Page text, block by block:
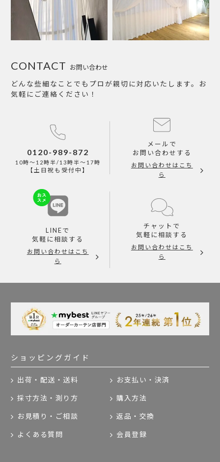
お問い合わせ
CONTACT
どんな些細なことでもプロが親切に対応いたします。お
気軽にご連絡ください！
0120-989-872
10時～12時半/13時半～17時
【土日祝も受付中】
メールで
お問い合わせする
お問い合わせはこち
ら
LINEで
気軽に相談する
お問い合わせはこち
ら
チャットで
気軽に相談する
お問い合わせはこち
ら
ショッピングガイド
出荷・配送・送料 お支払い・決済
採寸方法・測り方 購入方法
お見積り・ご相談 返品・交換
よくある質問 会員登録